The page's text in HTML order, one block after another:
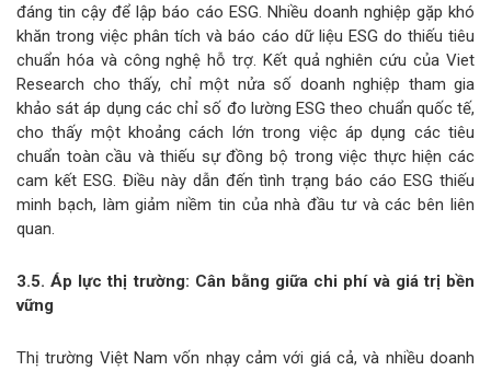
đáng tin cậy để lập báo cáo ESG. Nhiều doanh nghiệp gặp khó
khăn trong việc phân tích và báo cáo dữ liệu ESG do thiếu tiêu
chuẩn hóa và công nghệ hỗ trợ. Kết quả nghiên cứu của Viet
Research cho thấy, chỉ một nửa số doanh nghiệp tham gia
khảo sát áp dụng các chỉ số đo lường ESG theo chuẩn quốc tế,
cho thấy một khoảng cách lớn trong việc áp dụng các tiêu
chuẩn toàn cầu và thiếu sự đồng bộ trong việc thực hiện các
cam kết ESG. Điều này dẫn đến tình trạng báo cáo ESG thiếu
minh bạch, làm giảm niềm tin của nhà đầu tư và các bên liên
quan.
3.5. Áp lực thị trường: Cân bằng giữa chi phí và giá trị bền
vững
Thị trường Việt Nam vốn nhạy cảm với giá cả, và nhiều doanh